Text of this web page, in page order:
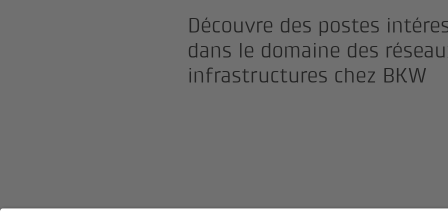
Découvre des postes
dans le domaine des
infrastructures chez BKW